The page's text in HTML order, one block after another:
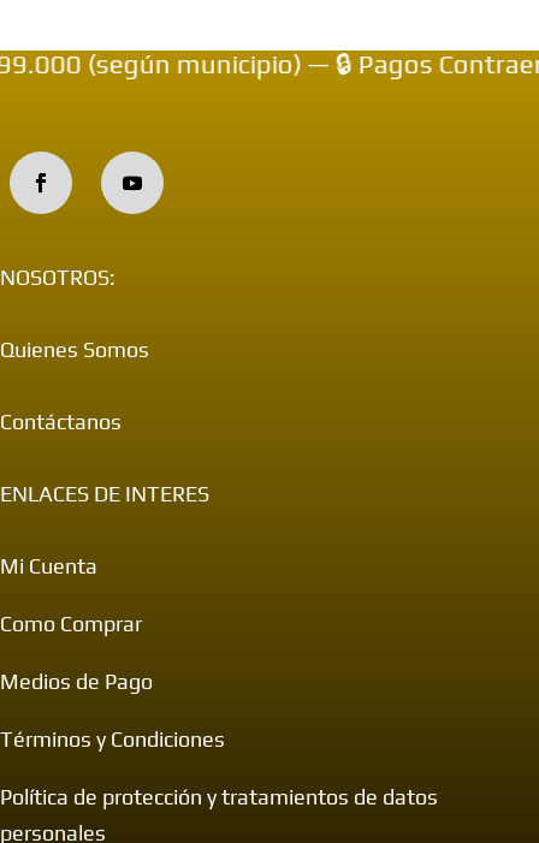
(según municipio) — 🔒 Pagos
NOSOTROS:
Quienes Somos
Contáctanos
ENLACES DE INTERES
Mi Cuenta
Como Comprar
Medios de Pago
Términos y Condiciones
Política de protección y tratamientos de datos
personales